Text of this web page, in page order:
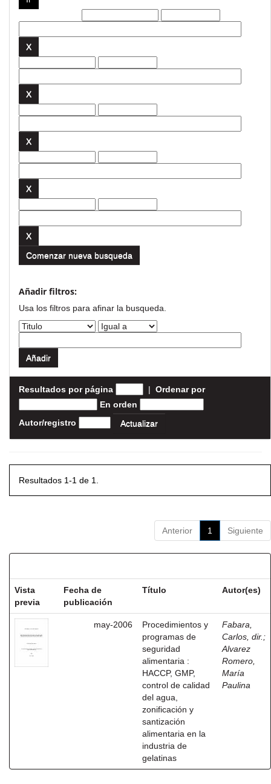
Comenzar nueva busqueda
Añadir filtros:
Usa los filtros para afinar la busqueda.
Resultados por página | Ordenar por
En orden
Autor/registro
Resultados 1-1 de 1.
Anterior 1 Siguiente
Vista
previa
Fecha de
publicación
Título Autor(es)
may-2006
Procedimientos y
programas de
seguridad
alimentaria :
HACCP, GMP,
control de calidad
del agua,
zonificación y
santización
alimentaria en la
industria de
gelatinas
Fabara,
Carlos, dir. ;
Alvarez
Romero,
María
Paulina